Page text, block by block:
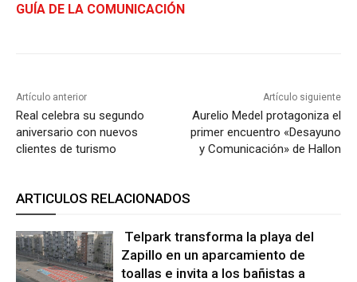
GUÍA DE LA COMUNICACIÓN
Artículo anterior
Real celebra su segundo
aniversario con nuevos
clientes de turismo
Artículo siguiente
Aurelio Medel protagoniza el
primer encuentro «Desayuno
y Comunicación» de Hallon
ARTICULOS RELACIONADOS
Telpark transforma la playa del
Zapillo en un aparcamiento de
toallas e invita a los bañistas a